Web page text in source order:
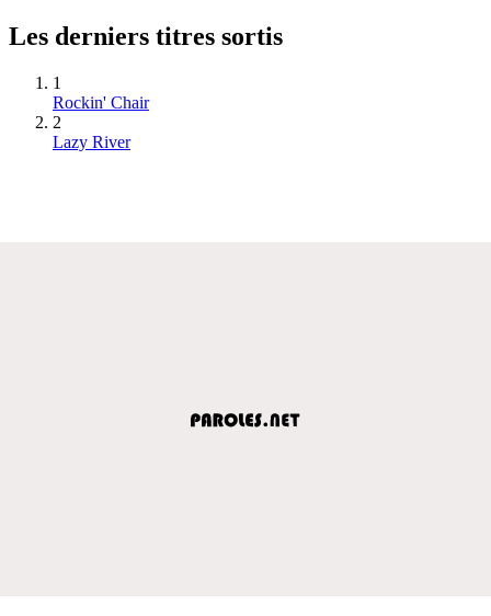
Les derniers titres sortis
1
Rockin' Chair
2
Lazy River